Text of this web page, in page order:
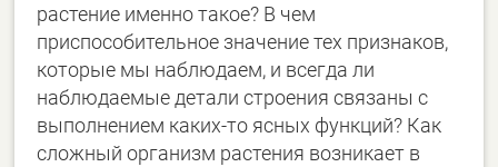
растение именно такое? В чем
приспособительное значение тех признаков,
которые мы наблюдаем, и всегда ли
наблюдаемые детали строения связаны с
выполнением каких-то ясных функций? Как
сложный организм растения возникает в